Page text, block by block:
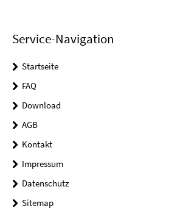
Service-Navigation
Startseite
FAQ
Download
AGB
Kontakt
Impressum
Datenschutz
Sitemap